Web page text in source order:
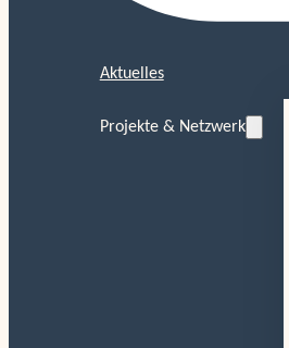
Aktuelles
Projekte & Netzwerk